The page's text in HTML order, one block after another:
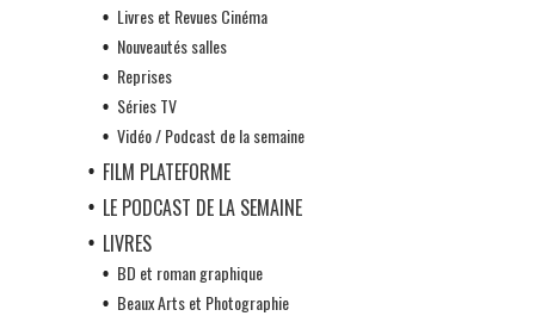
Livres et Revues Cinéma
Nouveautés salles
Reprises
Séries TV
Vidéo / Podcast de la semaine
FILM PLATEFORME
LE PODCAST DE LA SEMAINE
LIVRES
BD et roman graphique
Beaux Arts et Photographie